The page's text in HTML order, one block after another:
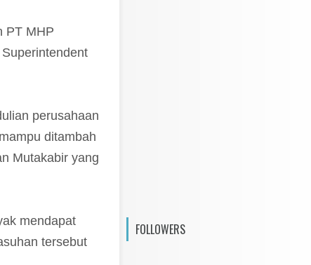
PT MHP
perusahaan
ditambah
Mutakabir yang
mendapat
tersebut
FOLLOWERS